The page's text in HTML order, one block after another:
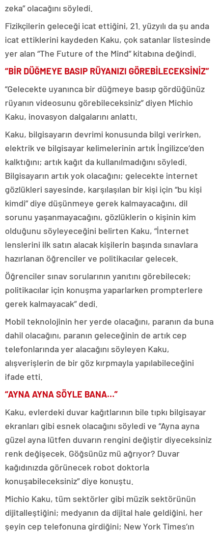
zeka” olacağını söyledi.
Fizikçilerin geleceği icat ettiğini, 21. yüzyılı da şu anda
icat ettiklerini kaydeden Kaku, çok satanlar listesinde
yer alan “The Future of the Mind” kitabına değindi.
“BİR DÜĞMEYE BASIP RÜYANIZI GÖREBİLECEKSİNİZ”
“Gelecekte uyanınca bir düğmeye basıp gördüğünüz
rüyanın videosunu görebileceksiniz” diyen Michio
Kaku, inovasyon dalgalarını anlattı.
Kaku, bilgisayarın devrimi konusunda bilgi verirken,
elektrik ve bilgisayar kelimelerinin artık İngilizce’den
kalktığını; artık kağıt da kullanılmadığını söyledi.
Bilgisayarın artık yok olacağını; gelecekte internet
gözlükleri sayesinde, karşılaşılan bir kişi için “bu kişi
kimdi” diye düşünmeye gerek kalmayacağını, dil
sorunu yaşanmayacağını, gözlüklerin o kişinin kim
olduğunu söyleyeceğini belirten Kaku, “İnternet
lenslerini ilk satın alacak kişilerin başında sınavlara
hazırlanan öğrenciler ve politikacılar gelecek.
Öğrenciler sınav sorularının yanıtını görebilecek;
politikacılar için konuşma yaparlarken prompterlere
gerek kalmayacak” dedi.
Mobil teknolojinin her yerde olacağını, paranın da buna
dahil olacağını, paranın geleceğinin de artık cep
telefonlarında yer alacağını söyleyen Kaku,
alışverişlerin de bir göz kırpmayla yapılabileceğini
ifade etti.
“AYNA AYNA SÖYLE BANA…”
Kaku, evlerdeki duvar kağıtlarının bile tıpkı bilgisayar
ekranları gibi esnek olacağını söyledi ve “Ayna ayna
güzel ayna lütfen duvarın rengini değiştir diyeceksiniz
renk değişecek. Göğsünüz mü ağrıyor? Duvar
kağıdınızda görünecek robot doktorla
konuşabileceksiniz” diye konuştu.
Michio Kaku, tüm sektörler gibi müzik sektörünün
dijitalleştiğini; medyanın da dijital hale geldiğini, her
şeyin cep telefonuna girdiğini; New York Times’ın